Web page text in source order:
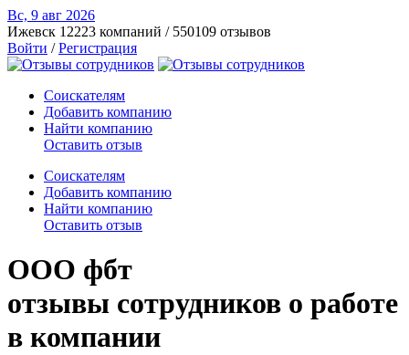
Вс, 9 авг 2026
Ижевск 12223 компаний / 550109 отзывов
Войти /Регистрация
Соискателям
Добавить компанию
Найти компанию
Оставить отзыв
Соискателям
Добавить компанию
Найти компанию
Оставить отзыв
ООО фбт
отзывы сотрудников о работе
в компании